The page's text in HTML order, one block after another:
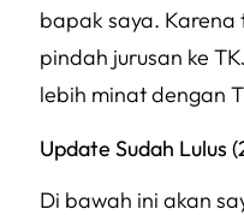
bapak saya. Karena
pindah jurusan ke
lebih minat dengan
Update Sudah Lulus
Di bawah ini akan